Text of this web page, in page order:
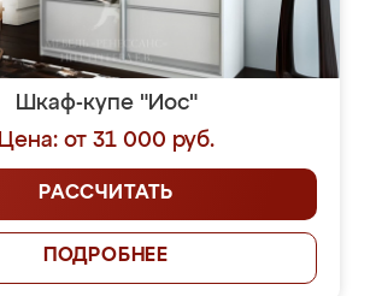
Шкаф-купе "Иос"
Цена: от 31 000 руб.
РАССЧИТАТЬ
ПОДРОБНЕЕ